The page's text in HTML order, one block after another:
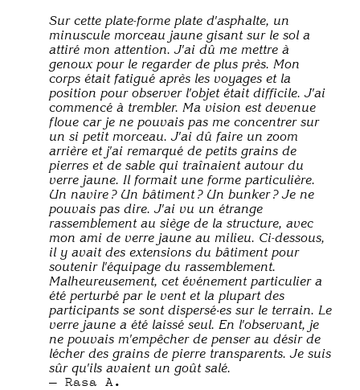
Sur cette plate-forme plate d'asphalte, un
minuscule morceau jaune gisant sur le sol a
attiré mon attention. J'ai dû me mettre à
genoux pour le regarder de plus près. Mon
corps était fatigué après les voyages et la
position pour observer l'objet était difficile. J'ai
commencé à trembler. Ma vision est devenue
floue car je ne pouvais pas me concentrer sur
un si petit morceau. J'ai dû faire un zoom
arrière et j'ai remarqué de petits grains de
pierres et de sable qui traînaient autour du
verre jaune. Il formait une forme particulière.
Un navire ? Un bâtiment ? Un bunker ? Je ne
pouvais pas dire. J'ai vu un étrange
rassemblement au siège de la structure, avec
mon ami de verre jaune au milieu. Ci-dessous,
il y avait des extensions du bâtiment pour
soutenir l'équipage du rassemblement.
Malheureusement, cet événement particulier a
été perturbé par le vent et la plupart des
participants se sont dispersé·es sur le terrain. Le
verre jaune a été laissé seul. En l'observant, je
ne pouvais m'empêcher de penser au désir de
lécher des grains de pierre transparents. Je suis
sûr qu'ils avaient un goût salé.
Rasa A.